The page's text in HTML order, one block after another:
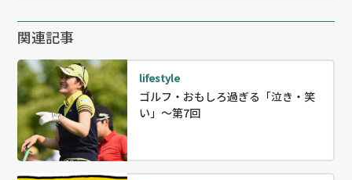
関連記事
lifestyle
ゴルフ・おもしろ過ぎる「泣き・笑
い」〜第7回